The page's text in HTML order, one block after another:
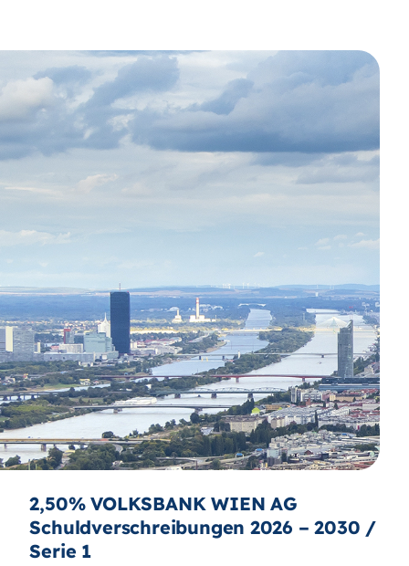
2,50% VOLKSBANK WIEN AG
Schuldverschreibungen 2026 – 2030 /
Serie 1